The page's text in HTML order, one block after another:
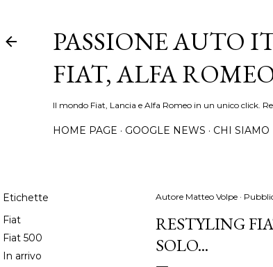
PASSIONE AUTO
FIAT, ALFA
Il mondo Fiat, Lancia e Alfa Romeo in un unico click.
HOME PAGE GOOGLE NEWS CHI SIAMO
Etichette
Fiat
Fiat 500
In arrivo
Autore Matteo Volpe
RESTYLING
SOLO...